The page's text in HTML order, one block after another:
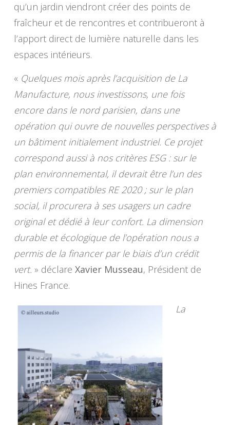
qu’un jardin viendront créer des points de
fraîcheur et de rencontres et contribueront à
l’apport direct de lumière naturelle dans les
espaces intérieurs.
« Quelques mois après l’acquisition de La
Manufacture, nous investissons, une fois
encore dans le nord parisien, dans une
opération qui ouvre de nouvelles perspectives à
un bâtiment initialement industriel. Ce projet
correspond aussi à nos critères ESG : sur le
plan environnemental, il devrait être l’un des
premiers compatibles RE 2020 ; sur le plan
social, il procurera à ses usagers un cadre
original et dédié à leur confort. La dimension
durable et écologique de l’opération nous a
permis de la financer par le biais d’un crédit
vert. » déclare Xavier Musseau, Président de
Hines France.
La